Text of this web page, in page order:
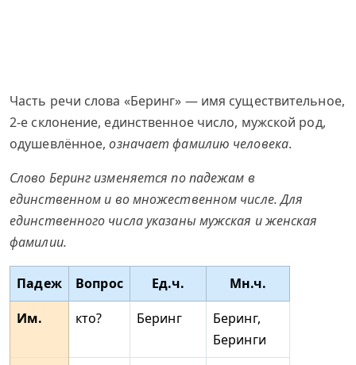
Часть речи слова «Беринг» — имя существительное,
2-е склонение, единственное число, мужской род,
одушевлённое,означает фамилию человека.
Слово Беринг изменяется по падежам в
единственном и во множественном числе. Для
единственного числа указаны мужская и женская
фамилии.
Падеж Вопрос Ед.ч.
Мн.ч.
Им.
кто? Беринг
Беринг,
Беринги